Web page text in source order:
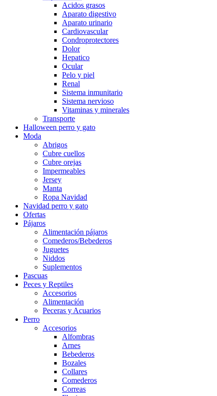
Acidos grasos
Aparato digestivo
Aparato urinario
Cardiovascular
Condroprotectores
Dolor
Hepatico
Ocular
Pelo y piel
Renal
Sistema inmunitario
Sistema nervioso
Vitaminas y minerales
Transporte
Halloween perro y gato
Moda
Abrigos
Cubre cuellos
Cubre orejas
Impermeables
Jersey
Manta
Ropa Navidad
Navidad perro y gato
Ofertas
Pájaros
Alimentación pájaros
Comederos/Bebederos
Juguetes
Niddos
Suplementos
Pascuas
Peces y Reptiles
Accesorios
Alimentación
Peceras y Acuarios
Perro
Accesorios
Alfombras
Arnes
Bebederos
Bozales
Collares
Comederos
Correas